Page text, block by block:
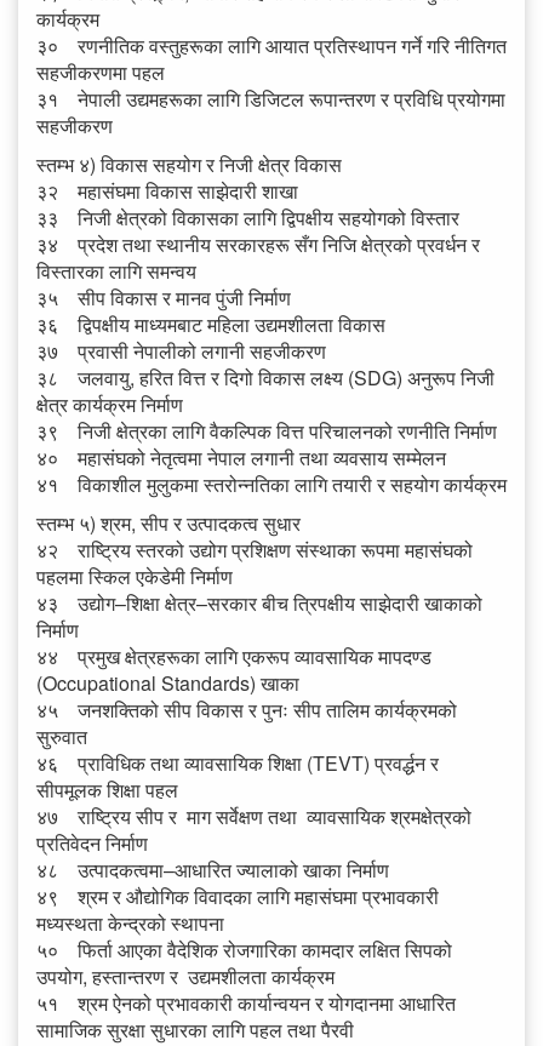
कार्यक्रम
३० रणनीतिक वस्तुहरूका लागि आयात प्रतिस्थापन गर्ने गरि नीतिगत
सहजीकरणमा पहल
३१ नेपाली उद्यमहरूका लागि डिजिटल रूपान्तरण र प्रविधि प्रयोगमा
सहजीकरण
स्तम्भ ४) विकास सहयोग र निजी क्षेत्र विकास
३२ महासंघमा विकास साझेदारी शाखा
३३ निजी क्षेत्रको विकासका लागि द्विपक्षीय सहयोगको विस्तार
३४ प्रदेश तथा स्थानीय सरकारहरू सँग निजि क्षेत्रको प्रवर्धन र
विस्तारका लागि समन्वय
३५ सीप विकास र मानव पुंजी निर्माण
३६ द्विपक्षीय माध्यमबाट महिला उद्यमशीलता विकास
३७ प्रवासी नेपालीको लगानी सहजीकरण
३८ जलवायु, हरित वित्त र दिगो विकास लक्ष्य (SDG) अनुरूप निजी
क्षेत्र कार्यक्रम निर्माण
३९ निजी क्षेत्रका लागि वैकल्पिक वित्त परिचालनको रणनीति निर्माण
४० महासंघको नेतृत्वमा नेपाल लगानी तथा व्यवसाय सम्मेलन
४१ विकाशील मुलुकमा स्तरोन्नतिका लागि तयारी र सहयोग कार्यक्रम
स्तम्भ ५) श्रम, सीप र उत्पादकत्व सुधार
४२ राष्ट्रिय स्तरको उद्योग प्रशिक्षण संस्थाका रूपमा महासंघको
पहलमा स्किल एकेडेमी निर्माण
४३ उद्योग–शिक्षा क्षेत्र–सरकार बीच त्रिपक्षीय साझेदारी खाकाको
निर्माण
४४ प्रमुख क्षेत्रहरूका लागि एकरूप व्यावसायिक मापदण्ड
(Occupational Standards) खाका
४५ जनशक्तिको सीप विकास र पुनः सीप तालिम कार्यक्रमको
सुरुवात
४६ प्राविधिक तथा व्यावसायिक शिक्षा (TEVT) प्रवर्द्धन र
सीपमूलक शिक्षा पहल
४७ राष्ट्रिय सीप र माग सर्वेक्षण तथा व्यावसायिक श्रमक्षेत्रको
प्रतिवेदन निर्माण
४८ उत्पादकत्वमा–आधारित ज्यालाको खाका निर्माण
४९ श्रम र औद्योगिक विवादका लागि महासंघमा प्रभावकारी
मध्यस्थता केन्द्रको स्थापना
५० फिर्ता आएका वैदेशिक रोजगारिका कामदार लक्षित सिपको
उपयोग, हस्तान्तरण र उद्यमशीलता कार्यक्रम
५१ श्रम ऐनको प्रभावकारी कार्यान्वयन र योगदानमा आधारित
सामाजिक सुरक्षा सुधारका लागि पहल तथा पैरवी